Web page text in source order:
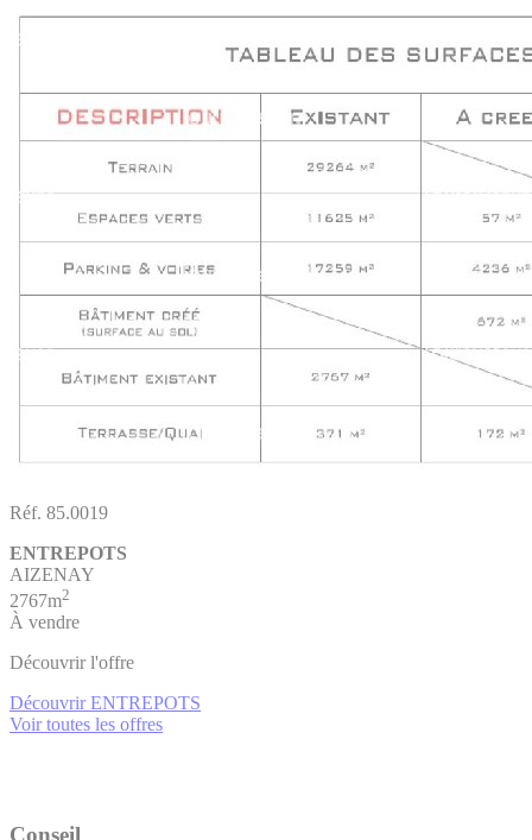
Réf. 85.0019
ENTREPOTS
AIZENAY
2767m2
À vendre
Découvrir l'offre
Découvrir ENTREPOTS
Voir toutes les offres
Conseil